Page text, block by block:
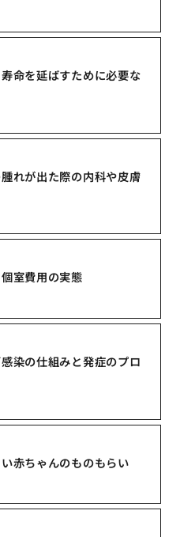
命を延ばすために必要な
れが出た際の内科や皮膚
室費用の実態
染の仕組みと発症のプロ
赤ちゃんのものもらい